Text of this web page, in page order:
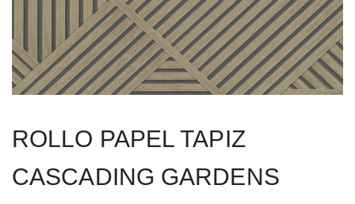
ROLLO PAPEL TAPIZ
CASCADING GARDENS